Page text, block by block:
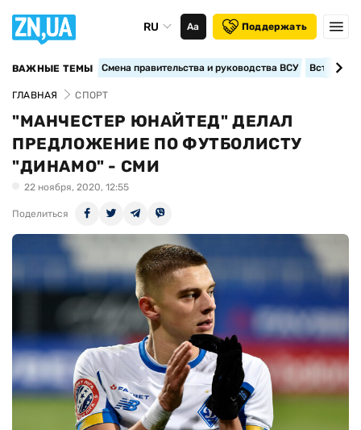
RU Аа Поддержать
ВАЖНЫЕ ТЕМЫ Смена правительства и руководства ВСУ
ГЛАВНАЯ СПОРТ
"МАНЧЕСТЕР ЮНАЙТЕД" ДЕЛАЛ
ПРЕДЛОЖЕНИЕ ПО ФУТБОЛИСТУ
"ДИНАМО" - СМИ
22 ноября, 2020, 12:55
Поделиться